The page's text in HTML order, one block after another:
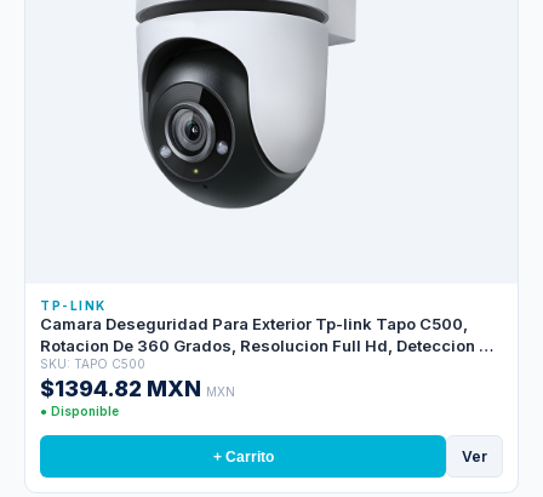
TP-LINK
Camara Deseguridad Para Exterior Tp-link Tapo C500,
Rotacion De 360 Grados, Resolucion Full Hd, Deteccion De
Personas Y Seguimiento De Movimiento, Acepta Memoria
Sd Hasta 512GB
SKU: TAPO C500
$1394.82 MXN MXN
● Disponible
+ Carrito Ver